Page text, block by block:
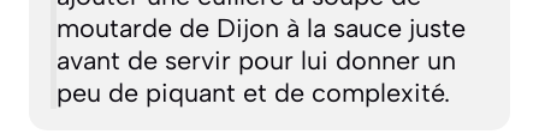
moutarde de Dijon à la sauce juste
avant de servir pour lui donner un
peu de piquant et de complexité.